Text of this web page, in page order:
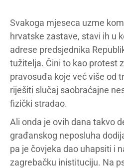
Svakoga mjeseca uzme
hrvatske zastave, stavi ih u
adrese predsjednika
tužitelja. Čini to kao protest
pravosuđa koje već više od
riješiti slučaj saobraćajne
fizički stradao.
Ali onda je ovih dana takvo
građanskog neposluha
pa je čovjeka dao uhapsiti i
zagrebačku inistituciju. Na